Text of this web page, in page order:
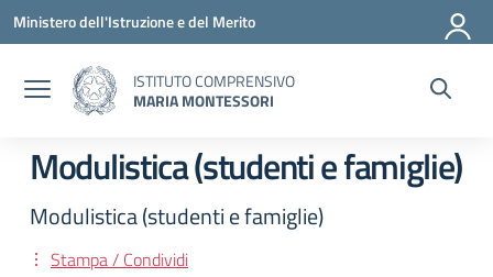
Vai ai contenuti
Vai al menu di navigazione
Vai al footer
Ministero dell'Istruzione e del Merito
ISTITUTO COMPRENSIVO
MARIA MONTESSORI
Modulistica (studenti e famiglie)
Modulistica (studenti e famiglie)
Stampa / Condividi